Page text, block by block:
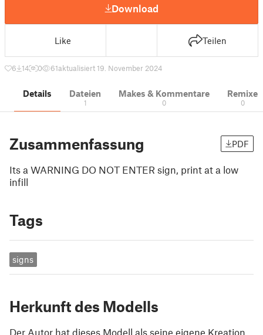
Download
Like Teilen
6 14 0 61aktualisiert 19. November 2024
Details Dateien
1
Makes & Kommentare
0
Remixe
0
Zusammenfassung PDF
Its a WARNING DO NOT ENTER sign, print at a low
infill
Tags
signs
Herkunft des Modells
Der Autor hat dieses Modell als seine eigene Kreation